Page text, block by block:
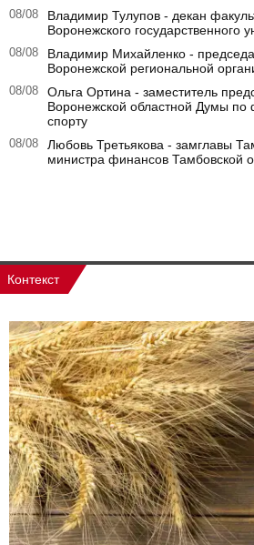
08/08
Владимир Тулупов - декан
Воронежского государственного
08/08
Владимир Михайленко -
Воронежской региональной
08/08
Ольга Ортина - заместитель
Воронежской областной Думы по
спорту
08/08
Любовь Третьякова - замглавы
министра финансов Тамбовской
Контекст